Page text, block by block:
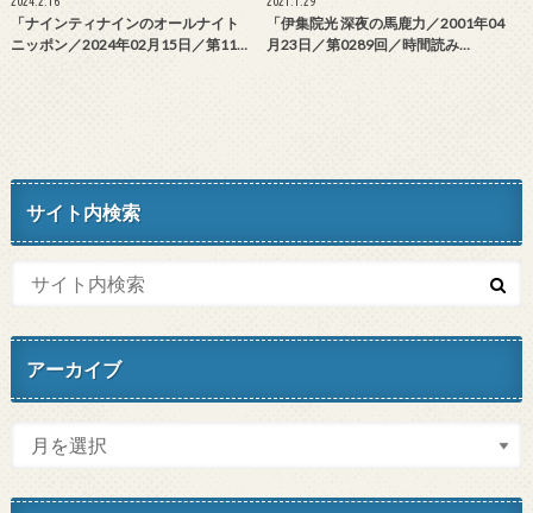
「ナインティナインのオールナイト
ニッポン／2024年02月15日／第11…
「伊集院光 深夜の馬鹿力／2001年04
月23日／第0289回／時間読み…
サイト内検索
アーカイブ